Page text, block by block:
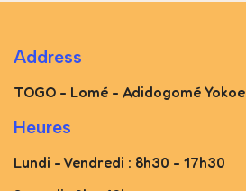
Address
TOGO - Lomé - Adidogomé Yokoe
Heures
Lundi - Vendredi : 8h30 - 17h30